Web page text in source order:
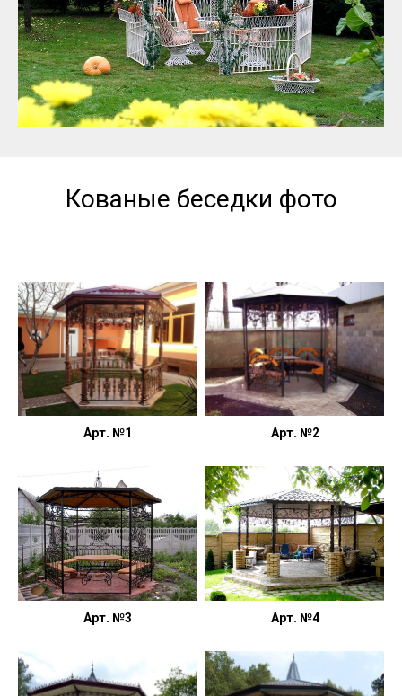
Кованые беседки фото
Арт. №1 Арт. №2
Арт. №3 Арт. №4